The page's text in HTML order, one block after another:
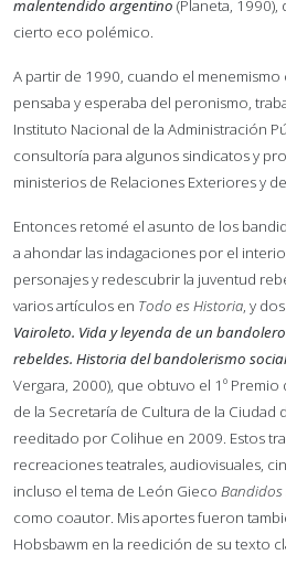
malentendido argentino (Planeta,
cierto eco polémico.
A partir de 1990, cuando el
pensaba y esperaba del peronismo,
Instituto Nacional de la Administración
consultoría para algunos sindicatos y
ministerios de Relaciones Exteriores y
Entonces retomé el asunto de los
a ahondar las indagaciones por el
personajes y redescubrir la juventud
varios artículos en Todo es Historia, y
Vairoleto. Vida y leyenda de un bandolero
rebeldes. Historia del bandolerismo
Vergara, 2000), que obtuvo el 1º Premio
de la Secretaría de Cultura de la Ciudad
reeditado por Colihue en 2009. Estos
recreaciones teatrales, audiovisuales,
incluso el tema de León Gieco
como coautor. Mis aportes fueron
Hobsbawm en la reedición de su texto